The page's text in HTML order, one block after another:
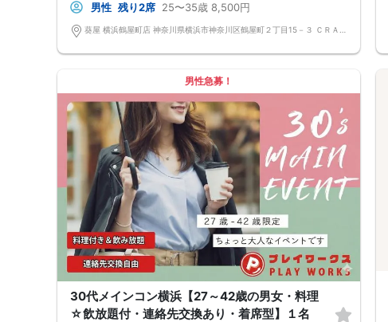
男性 残り2席 25〜35歳 8,500円
男性急募！
30代メインコン横浜【27～42歳の男女・料理
☆飲放題付・連絡先交換あり・着席型】１名